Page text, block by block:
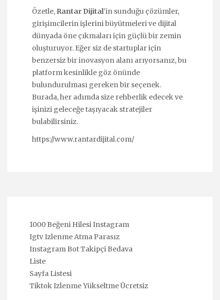
Özetle, Rantar Dijital'in sunduğu çözümler,
girişimcilerin işlerini büyütmeleri ve dijital
dünyada öne çıkmaları için güçlü bir zemin
oluşturuyor. Eğer siz de startuplar için
benzersiz bir inovasyon alanı arıyorsanız, bu
platform kesinlikle göz önünde
bulundurulması gereken bir seçenek.
Burada, her adımda size rehberlik edecek ve
işinizi geleceğe taşıyacak stratejiler
bulabilirsiniz.
https://www.rantardijital.com/
1000 Beğeni Hilesi Instagram
Igtv Izlenme Atma Parasız
Instagram Bot Takipçi Bedava
Liste
Sayfa Listesi
Tiktok Izlenme Yükseltme Ücretsiz